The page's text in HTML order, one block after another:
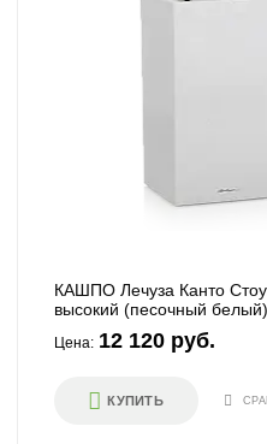
КАШПО Лечуза Канто
высокий (песочный белый)
Цена: 12 120 руб.
КУПИТЬ